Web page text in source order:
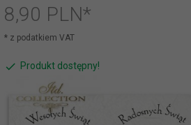
8,90 PLN*
* z podatkiem VAT
Produkt dostępny!